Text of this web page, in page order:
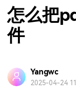
关于万兴
加入我们
万兴PDF Mac版
移动端
万兴PDF 安卓版
万兴PDF iOS版
PDF新功能
PDF编辑器
PDF转换器
商业合作
学校&教育
经销商招募
帮助中心
用户指南
常见问题
登录
怎么把
件
Yangwc
2025-04-24